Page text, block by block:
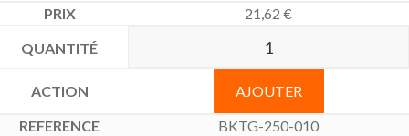
21,62 €
AJOUTER
BKTG-250-010